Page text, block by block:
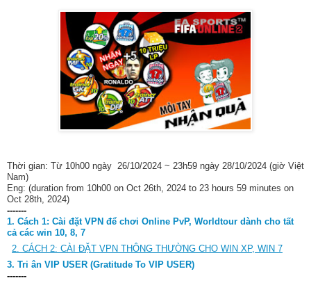
Thời gian: Từ 10h00 ngày 26/10/2024 ~ 23h59 ngày 28/10/2024 (giờ Việt
Nam)
Eng: (duration from 10h00 on Oct 26th, 2024 to 23 hours 59 minutes on
Oct 28th, 2024)
-------
1. Cách 1: Cài đặt VPN để chơi Online PvP, Worldtour dành cho tất
cả các win 10, 8, 7
2. CÁCH 2: CÀI ĐẶT VPN THÔNG THƯỜNG CHO WIN XP, WIN 7
3. Tri ân VIP USER (Gratitude To VIP USER)
-------